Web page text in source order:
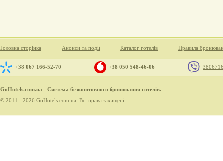
Головна сторінка Анонси та події Каталог готелів Правила
+38 067 166-52-70 +38 050 548-46-06
GoHotels.com.ua - Система безкоштовного бронювання готелів.
© 2011 - 2026 GoHotels.com.ua. Всі права захищені.